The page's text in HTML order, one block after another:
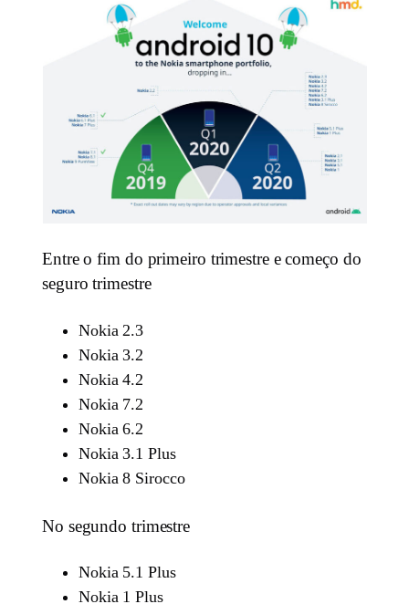
Entre o fim do primeiro trimestre e começo do
seguro trimestre
Nokia 2.3
Nokia 3.2
Nokia 4.2
Nokia 7.2
Nokia 6.2
Nokia 3.1 Plus
Nokia 8 Sirocco
No segundo trimestre
Nokia 5.1 Plus
Nokia 1 Plus